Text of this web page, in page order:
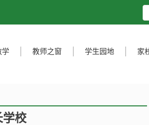
学 教师之窗 学生园地 家
学校